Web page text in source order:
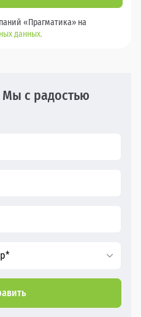
«Прагматика» на
данных.
Мы с радостью